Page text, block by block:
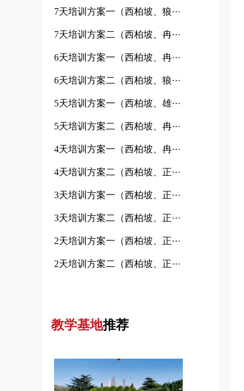
7天培训方案一（西柏坡、狼···
7天培训方案二（西柏坡、冉···
6天培训方案一（西柏坡、冉···
6天培训方案二（西柏坡、狼···
5天培训方案一（西柏坡、雄···
5天培训方案二（西柏坡、冉···
4天培训方案一（西柏坡、冉···
4天培训方案二（西柏坡、正···
3天培训方案一（西柏坡、正···
3天培训方案二（西柏坡、正···
2天培训方案一（西柏坡、正···
2天培训方案二（西柏坡、正···
教学基地推荐